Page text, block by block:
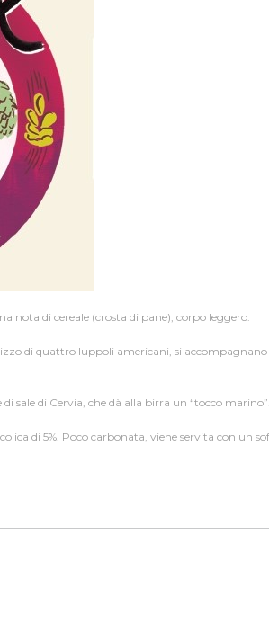
nota di cereale (crosta di pane), corpo leggero.
di quattro luppoli americani, si
sale di Cervia, che dà alla birra un “tocco marino”.
di 5%. Poco carbonata, viene servita con un